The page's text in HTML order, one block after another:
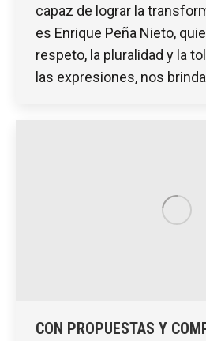
capaz de lograr la
es Enrique Peña Nieto,
respeto, la pluralidad y la
las expresiones, nos
CON PROPUESTAS Y